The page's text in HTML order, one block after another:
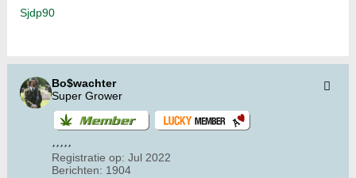
Sjdp90
Bo$wachter
Super Grower
Registratie op: Jul 2022
Berichten: 1904